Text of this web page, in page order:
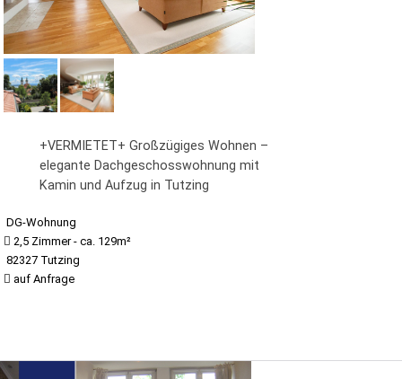
+VERMIETET+ Großzügiges Wohnen –
elegante Dachgeschosswohnung mit
Kamin und Aufzug in Tutzing
DG-Wohnung
2,5 Zimmer - ca. 129m²
82327 Tutzing
auf Anfrage